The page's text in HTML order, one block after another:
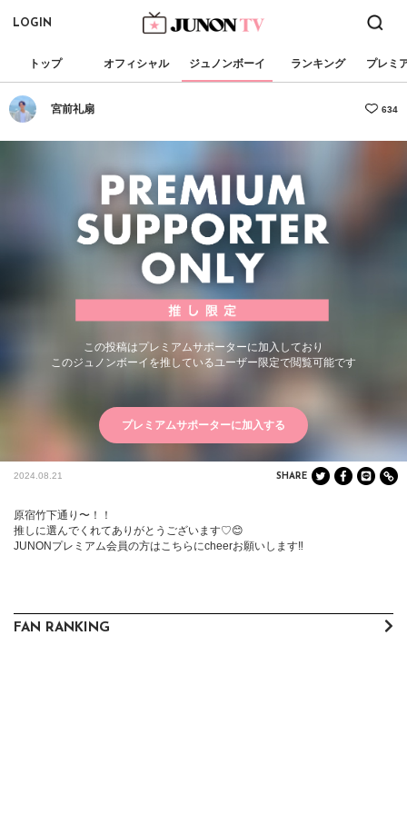
LOGIN
トップ オフィシャル ジュノンボーイ ランキング プレミ
宮前礼扇 634
この投稿はプレミアムサポーターに加入しており
このジュノンボーイを推しているユーザー限定で閲覧可能です
プレミアムサポーターに加入する
2024.08.21 SHARE
原宿竹下通り〜！！
推しに選んでくれてありがとうございます♡😊
JUNONプレミアム会員の方はこちらにcheerお願いします‼️
FAN RANKING